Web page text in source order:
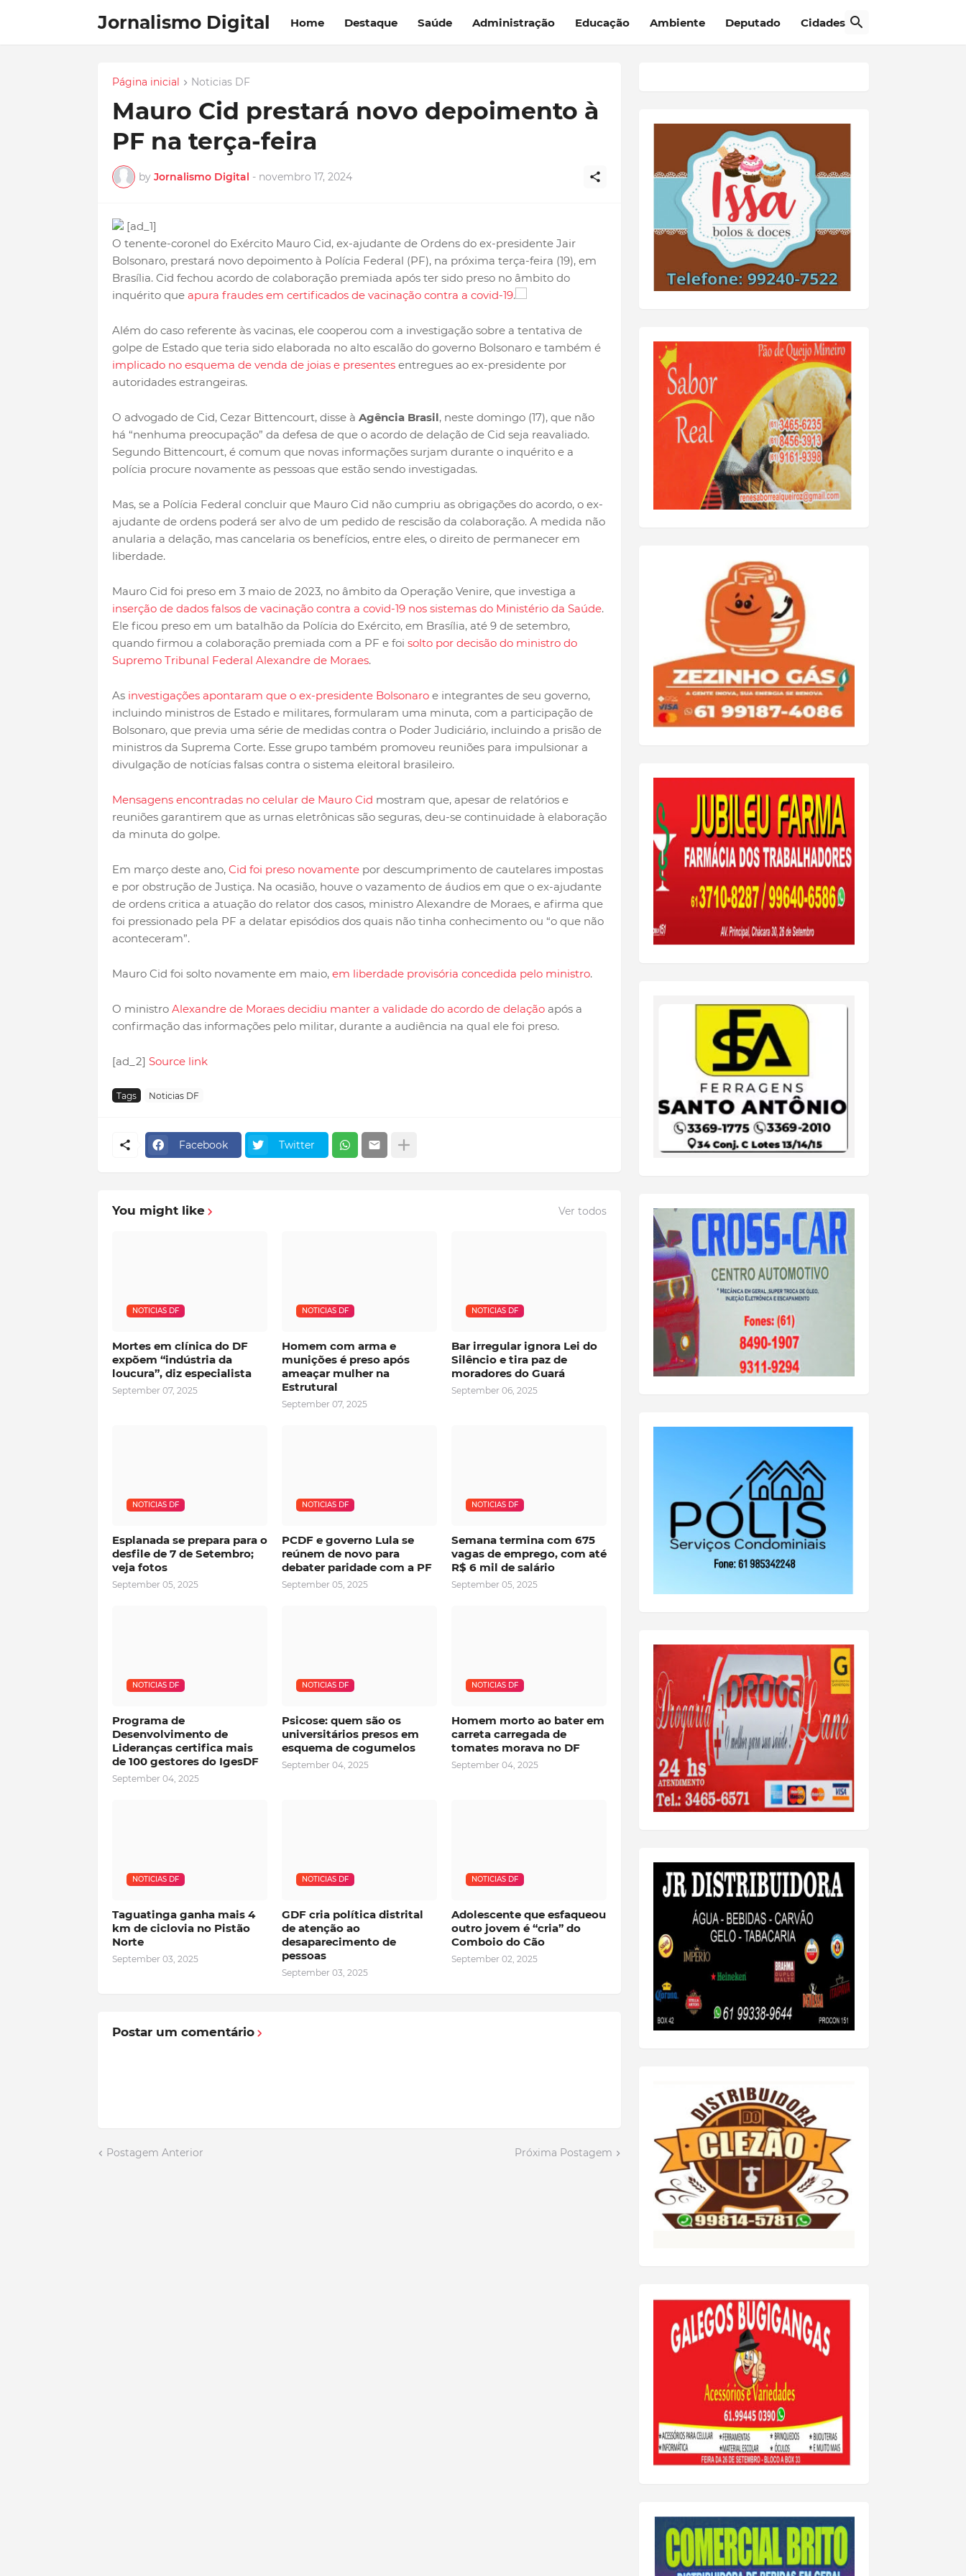
Jornalismo Digital Home Destaque Saúde Administração Educação Ambiente Deputado Cidades
Página inicial Noticias DF
Mauro Cid prestará novo depoimento à
PF na terça-feira
by Jornalismo Digital - novembro 17, 2024
[ad_1]
O tenente-coronel do Exército Mauro Cid, ex-ajudante de Ordens do ex-presidente Jair
Bolsonaro, prestará novo depoimento à Polícia Federal (PF), na próxima terça-feira (19), em
Brasília. Cid fechou acordo de colaboração premiada após ter sido preso no âmbito do
inquérito que apura fraudes em certificados de vacinação contra a covid-19.
Além do caso referente às vacinas, ele cooperou com a investigação sobre a tentativa de
golpe de Estado que teria sido elaborada no alto escalão do governo Bolsonaro e também é
implicado no esquema de venda de joias e presentesentregues ao ex-presidente por
autoridades estrangeiras.
O advogado de Cid, Cezar Bittencourt, disse à Agência Brasil, neste domingo (17), que não
há “nenhuma preocupação” da defesa de que o acordo de delação de Cid seja reavaliado.
Segundo Bittencourt, é comum que novas informações surjam durante o inquérito e a
polícia procure novamente as pessoas que estão sendo investigadas.
Mas, se a Polícia Federal concluir que Mauro Cid não cumpriu as obrigações do acordo, o ex-
ajudante de ordens poderá ser alvo de um pedido de rescisão da colaboração. A medida não
anularia a delação, mas cancelaria os benefícios, entre eles, o direito de permanecer em
liberdade.
Mauro Cid foi preso em 3 maio de 2023, no âmbito da Operação Venire, que investiga a
inserção de dados falsos de vacinação contra a covid-19 nos sistemas do Ministério da Saúde.
Ele ficou preso em um batalhão da Polícia do Exército, em Brasília, até 9 de setembro,
quando firmou a colaboração premiada com a PF e foi solto por decisão do ministro do
Supremo Tribunal Federal Alexandre de Moraes.
As investigações apontaram que o ex-presidente Bolsonaroe integrantes de seu governo,
incluindo ministros de Estado e militares, formularam uma minuta, com a participação de
Bolsonaro, que previa uma série de medidas contra o Poder Judiciário, incluindo a prisão de
ministros da Suprema Corte. Esse grupo também promoveu reuniões para impulsionar a
divulgação de notícias falsas contra o sistema eleitoral brasileiro.
Mensagens encontradas no celular de Mauro Cid mostram que, apesar de relatórios e
reuniões garantirem que as urnas eletrônicas são seguras, deu-se continuidade à elaboração
da minuta do golpe.
Em março deste ano, Cid foi preso novamentepor descumprimento de cautelares impostas
e por obstrução de Justiça. Na ocasião, houve o vazamento de áudios em que o ex-ajudante
de ordens critica a atuação do relator dos casos, ministro Alexandre de Moraes, e afirma que
foi pressionado pela PF a delatar episódios dos quais não tinha conhecimento ou “o que não
aconteceram”.
Mauro Cid foi solto novamente em maio, em liberdade provisória concedida pelo ministro.
O ministro Alexandre de Moraes decidiu manter a validade do acordo de delaçãoapós a
confirmação das informações pelo militar, durante a audiência na qual ele foi preso.
[ad_2] Source link
Tags Noticias DF
Facebook Twitter
You might like Ver todos
NOTICIAS DF
Mortes em clínica do DF
expõem “indústria da
loucura”, diz especialista
September 07, 2025
NOTICIAS DF
Homem com arma e
munições é preso após
ameaçar mulher na
Estrutural
September 07, 2025
NOTICIAS DF
Bar irregular ignora Lei do
Silêncio e tira paz de
moradores do Guará
September 06, 2025
NOTICIAS DF
Esplanada se prepara para o
desfile de 7 de Setembro;
veja fotos
September 05, 2025
NOTICIAS DF
PCDF e governo Lula se
reúnem de novo para
debater paridade com a PF
September 05, 2025
NOTICIAS DF
Semana termina com 675
vagas de emprego, com até
R$ 6 mil de salário
September 05, 2025
NOTICIAS DF
Programa de
Desenvolvimento de
Lideranças certifica mais
de 100 gestores do IgesDF
September 04, 2025
NOTICIAS DF
Psicose: quem são os
universitários presos em
esquema de cogumelos
September 04, 2025
NOTICIAS DF
Homem morto ao bater em
carreta carregada de
tomates morava no DF
September 04, 2025
NOTICIAS DF
Taguatinga ganha mais 4
km de ciclovia no Pistão
Norte
September 03, 2025
NOTICIAS DF
GDF cria política distrital
de atenção ao
desaparecimento de
pessoas
September 03, 2025
NOTICIAS DF
Adolescente que esfaqueou
outro jovem é “cria” do
Comboio do Cão
September 02, 2025
Postar um comentário
Postagem Anterior Próxima Postagem